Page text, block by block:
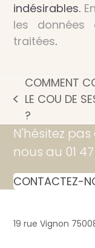
indésirables.
les données
traitées.
previous
post:
COMMENT
LE COU DE
?
N'hésitez
nous au 01
CONTACTEZ-
19 rue Vignon